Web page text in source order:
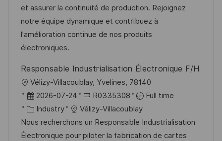
i
o
n
d
D
a
d
g
o
r
et assurer la continuité de production. Rejoignez
notre équipe dynamique et contribuez à
l'amélioration continue de nos produits
électroniques.
Responsable Industrialisation Électronique F/H
L
o
c
a
t
Vélizy-Villacoublay, Yvelines, 78140
P
o
s
t
2026-07-24
J
o
b
I
R0335308
Full time
C
a
t
Industry
Vélizy-Villacoublay
Nous recherchons un Responsable Industrialisation
Électronique pour piloter la fabrication de cartes